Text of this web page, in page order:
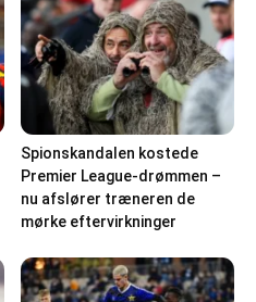
Spionskandalen kostede
Premier League-drømmen –
nu afslører træneren de
mørke eftervirkninger